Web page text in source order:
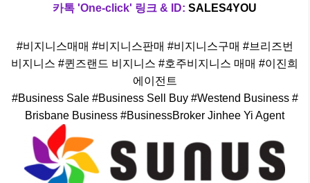
카톡 'One-click' 링크 & ID: SALES4YOU
#비지니스매매 #비지니스판매 #비지니스구매 #브리즈번
비지니스 #퀸즈랜드 비지니스 #호주비지니스 매매 #이진희
에이전트
#Business Sale #Business Sell Buy #Westend Business #
Brisbane Business #BusinessBroker Jinhee Yi Agent